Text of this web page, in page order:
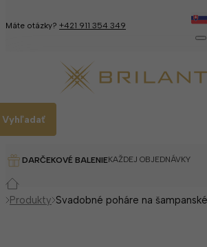
Máte otázky? +421 911 354 349
Vyhľadať
DARČEKOVÉ BALENIEKAŽDEJ OBJEDNÁVKY
Produkty Svadobné poháre na